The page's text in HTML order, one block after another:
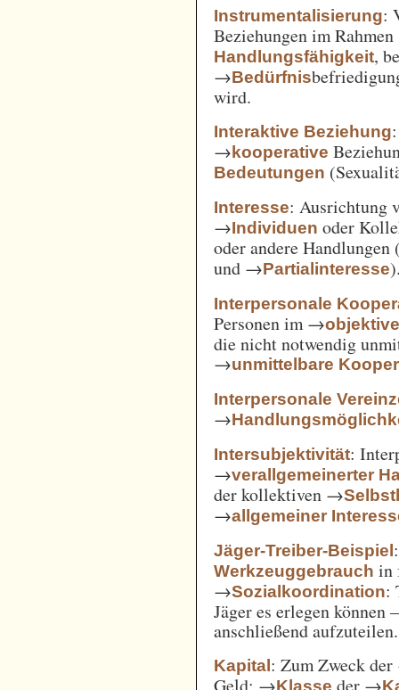
Instrumentalisierung:
Beziehungen im
Handlungsfähigkeit,
→Bedürfnis
wird.
Interaktive Beziehung
→kooperative
Bedeutungen
Interesse: Ausrichtung
→Individuen oder
oder andere
und →Partialinteresse
Interpersonale
Personen im →
die nicht notwendig
→unmittelbare
Interpersonale
→
Intersubjektivität:
→verallgemeinerter
der kollektiven →
→allgemeiner
Jäger-Treiber-Beispiel
Werkzeuggebrauch in
→Sozialkoordination:
Jäger es erlegen
anschließend aufzuteilen.
Kapital: Zum Zweck
Geld; →Klasse der →